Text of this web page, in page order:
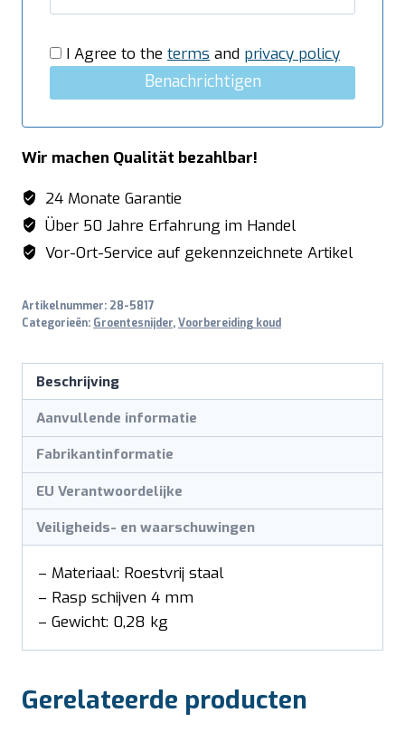
I Agree to the terms and privacy policy
Benachrichtigen
Wir machen Qualität bezahlbar!
24 Monate Garantie
Über 50 Jahre Erfahrung im Handel
Vor-Ort-Service auf gekennzeichnete Artikel
Artikelnummer: 28-5817
Categorieën: Groentesnijder,Voorbereiding koud
Beschrijving
Aanvullende informatie
Fabrikantinformatie
EU Verantwoordelijke
Veiligheids- en waarschuwingen
– Materiaal: Roestvrij staal
– Rasp schijven 4 mm
– Gewicht: 0,28 kg
Gerelateerde producten